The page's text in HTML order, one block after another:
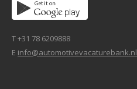
T +31 78 6209888
E info@automotivevacaturebank.nl